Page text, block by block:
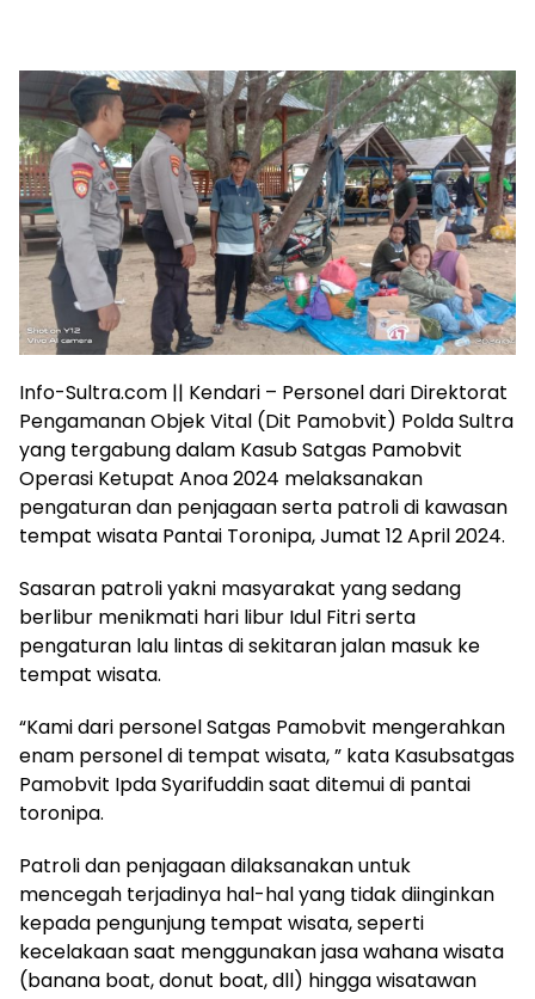
Info-Sultra.com || Kendari – Personel dari Direktorat
Pengamanan Objek Vital (Dit Pamobvit) Polda Sultra
yang tergabung dalam Kasub Satgas Pamobvit
Operasi Ketupat Anoa 2024 melaksanakan
pengaturan dan penjagaan serta patroli di kawasan
tempat wisata Pantai Toronipa, Jumat 12 April 2024.
Sasaran patroli yakni masyarakat yang sedang
berlibur menikmati hari libur Idul Fitri serta
pengaturan lalu lintas di sekitaran jalan masuk ke
tempat wisata.
“Kami dari personel Satgas Pamobvit mengerahkan
enam personel di tempat wisata, ” kata Kasubsatgas
Pamobvit Ipda Syarifuddin saat ditemui di pantai
toronipa.
Patroli dan penjagaan dilaksanakan untuk
mencegah terjadinya hal-hal yang tidak diinginkan
kepada pengunjung tempat wisata, seperti
kecelakaan saat menggunakan jasa wahana wisata
(banana boat, donut boat, dll) hingga wisatawan